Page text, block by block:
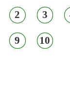
2 3
9 10